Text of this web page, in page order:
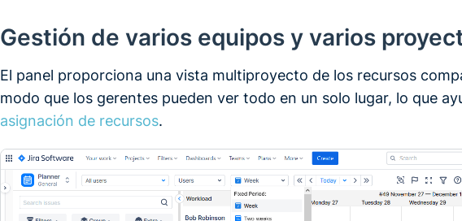
Gestión de varios equipos y varios
El panel proporciona una vista multiproyecto de los recursos
modo que los gerentes pueden ver todo en un solo lugar, lo que
asignación de recursos.